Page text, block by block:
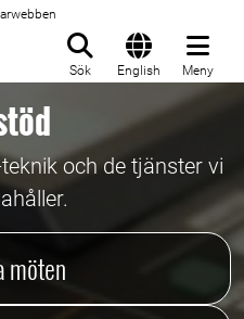
Sök English Meny
och de tjänster vi
möten